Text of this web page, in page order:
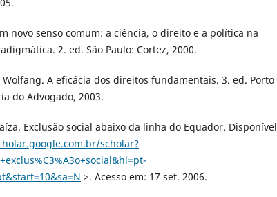
um novo senso comum: a ciência, o direito e a política na
2. ed. São Paulo: Cortez, 2000.
Wolfang. A eficácia dos direitos fundamentais. 3. ed. Porto
do Advogado, 2003.
Exclusão social abaixo da linha do Equador. Disponível
scholar?
>. Acesso em: 17 set. 2006.